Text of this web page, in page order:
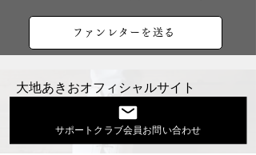
ファンレターを送る
大地あきおオフィシャルサイト
活動スケジュール
サポートクラブ会員お問い合わせ